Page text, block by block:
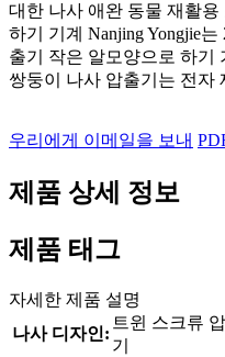
대한 나사 애완 동물 재활
하기 기계 Nanjing Yongjie
출기 작은 알모양으로 하기
쌍둥이 나사 압출기는 전자
우리에게 이메일을 보내
제품 상세 정보
제품 태그
자세한 제품 설명
나사 디자인:
트윈 스크류
기